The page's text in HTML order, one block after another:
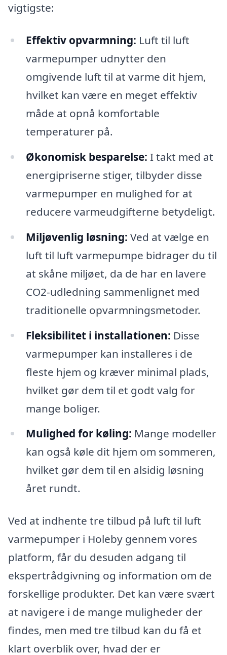
vigtigste:
Effektiv opvarmning: Luft til luft
varmepumper udnytter den
omgivende luft til at varme dit hjem,
hvilket kan være en meget effektiv
måde at opnå komfortable
temperaturer på.
Økonomisk besparelse: I takt med at
energipriserne stiger, tilbyder disse
varmepumper en mulighed for at
reducere varmeudgifterne betydeligt.
Miljøvenlig løsning: Ved at vælge en
luft til luft varmepumpe bidrager du til
at skåne miljøet, da de har en lavere
CO2-udledning sammenlignet med
traditionelle opvarmningsmetoder.
Fleksibilitet i installationen: Disse
varmepumper kan installeres i de
fleste hjem og kræver minimal plads,
hvilket gør dem til et godt valg for
mange boliger.
Mulighed for køling: Mange modeller
kan også køle dit hjem om sommeren,
hvilket gør dem til en alsidig løsning
året rundt.
Ved at indhente tre tilbud på luft til luft
varmepumper i Holeby gennem vores
platform, får du desuden adgang til
ekspertrådgivning og information om de
forskellige produkter. Det kan være svært
at navigere i de mange muligheder der
findes, men med tre tilbud kan du få et
klart overblik over, hvad der er